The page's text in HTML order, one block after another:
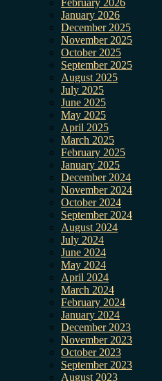
February 2026
January 2026
December 2025
November 2025
October 2025
September 2025
August 2025
July 2025
June 2025
May 2025
April 2025
March 2025
February 2025
January 2025
December 2024
November 2024
October 2024
September 2024
August 2024
July 2024
June 2024
May 2024
April 2024
March 2024
February 2024
January 2024
December 2023
November 2023
October 2023
September 2023
August 2023